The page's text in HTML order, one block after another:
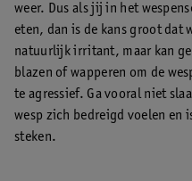
weer. Dus als jij in het
eten, dan is de kans groot dat
natuurlijk irritant, maar kan
blazen of wapperen om de
te agressief. Ga vooral niet
wesp zich bedreigd voelen en
steken.